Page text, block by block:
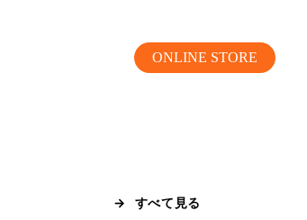
ONLINE STORE
すべて見る